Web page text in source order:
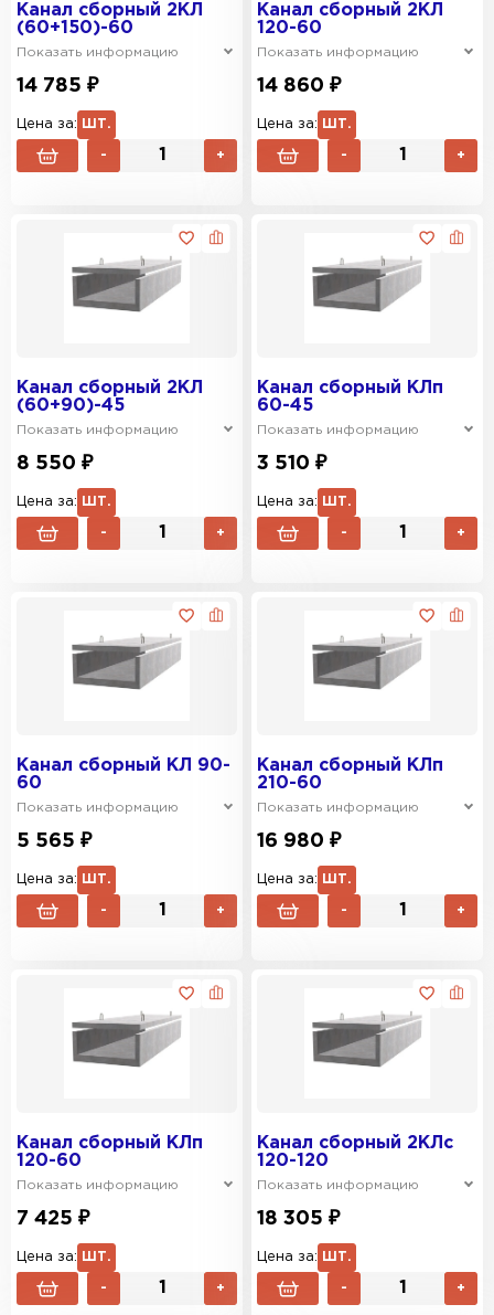
Канал сборный 2КЛ
(60+150)-60
Показать информацию
14 785 ₽
Цена за: ШТ.
- +
Канал сборный 2КЛ
120-60
Показать информацию
14 860 ₽
Цена за: ШТ.
- +
Канал сборный 2КЛ
(60+90)-45
Показать информацию
8 550 ₽
Цена за: ШТ.
- +
Канал сборный КЛп
60-45
Показать информацию
3 510 ₽
Цена за: ШТ.
- +
Канал сборный КЛ 90-
60
Показать информацию
5 565 ₽
Цена за: ШТ.
- +
Канал сборный КЛп
210-60
Показать информацию
16 980 ₽
Цена за: ШТ.
- +
Канал сборный КЛп
120-60
Показать информацию
7 425 ₽
Цена за: ШТ.
- +
Канал сборный 2КЛс
120-120
Показать информацию
18 305 ₽
Цена за: ШТ.
- +